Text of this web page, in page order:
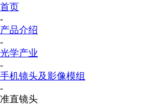
首页
-
产品介绍
-
光学产业
-
手机镜头及影像模组
-
准直镜头